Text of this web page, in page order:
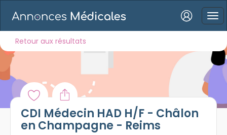
Mot de passe oublié ?
Connexion
Retour aux résultats
CDI Médecin HAD H/F - Châlon
en Champagne - Reims